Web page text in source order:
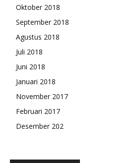
Oktober 2018
September 2018
Agustus 2018
Juli 2018
Juni 2018
Januari 2018
November 2017
Februari 2017
Desember 202